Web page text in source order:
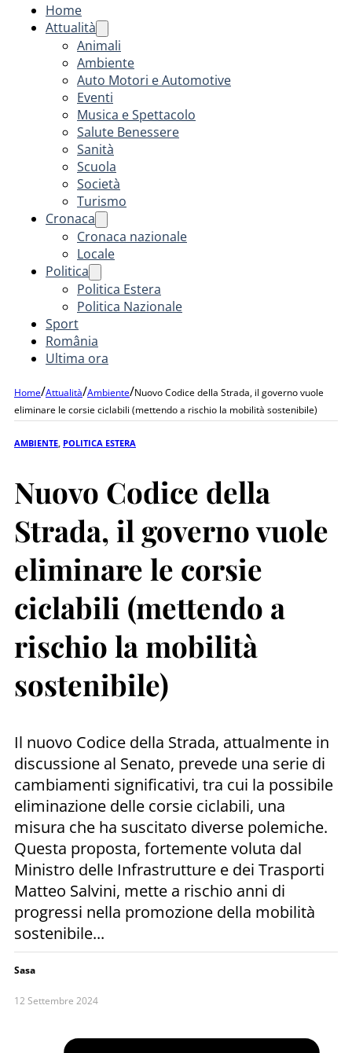
Home
Attualità
Animali
Ambiente
Auto Motori e Automotive
Eventi
Musica e Spettacolo
Salute Benessere
Sanità
Scuola
Società
Turismo
Cronaca
Cronaca nazionale
Locale
Politica
Politica Estera
Politica Nazionale
Sport
România
Ultima ora
Home/Attualità/Ambiente/Nuovo Codice della Strada, il governo vuole
eliminare le corsie ciclabili (mettendo a rischio la mobilità sostenibile)
AMBIENTE POLITICA ESTERA
Nuovo Codice della
Strada, il governo vuole
eliminare le corsie
ciclabili (mettendo a
rischio la mobilità
sostenibile)
Il nuovo Codice della Strada, attualmente in
discussione al Senato, prevede una serie di
cambiamenti significativi, tra cui la possibile
eliminazione delle corsie ciclabili, una
misura che ha suscitato diverse polemiche.
Questa proposta, fortemente voluta dal
Ministro delle Infrastrutture e dei Trasporti
Matteo Salvini, mette a rischio anni di
progressi nella promozione della mobilità
sostenibile...
Sasa
12 Settembre 2024